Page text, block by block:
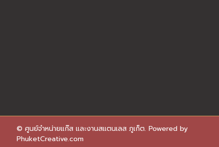
© ศูนย์จำหน่ายแก๊ส และงานสแตนเลส ภูเก็ต. Powered by
PhuketCreative.com